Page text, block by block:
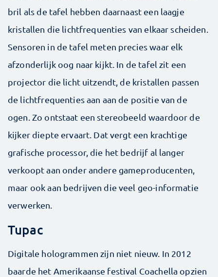
bril als de tafel hebben daarnaast een laagje
kristallen die lichtfrequenties van elkaar scheiden.
Sensoren in de tafel meten precies waar elk
afzonderlijk oog naar kijkt. In de tafel zit een
projector die licht uitzendt, de kristallen passen
de lichtfrequenties aan aan de positie van de
ogen. Zo ontstaat een stereobeeld waardoor de
kijker diepte ervaart. Dat vergt een krachtige
grafische processor, die het bedrijf al langer
verkoopt aan onder andere gameproducenten,
maar ook aan bedrijven die veel geo-informatie
verwerken.
Tupac
Digitale hologrammen zijn niet nieuw. In 2012
baarde het Amerikaanse festival Coachella opzien